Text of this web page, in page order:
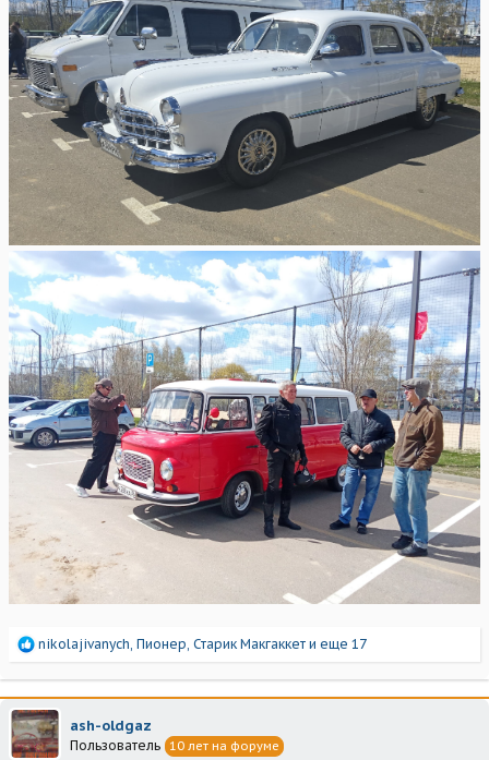
Р
а
к
ц
и
и
nikolajivanych Пионер Старик Макгаккет и еще 17
ash-oldgaz
Пользователь 10 лет на форуме